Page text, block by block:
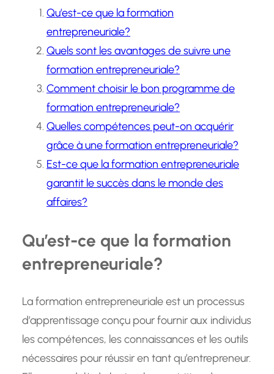
Qu’est-ce que la formation
entrepreneuriale?
Quels sont les avantages de suivre une
formation entrepreneuriale?
Comment choisir le bon programme de
formation entrepreneuriale?
Quelles compétences peut-on acquérir
grâce à une formation entrepreneuriale?
Est-ce que la formation entrepreneuriale
garantit le succès dans le monde des
affaires?
Qu’est-ce que la formation
entrepreneuriale?
La formation entrepreneuriale est un processus
d’apprentissage conçu pour fournir aux individus
les compétences, les connaissances et les outils
nécessaires pour réussir en tant qu’entrepreneur.